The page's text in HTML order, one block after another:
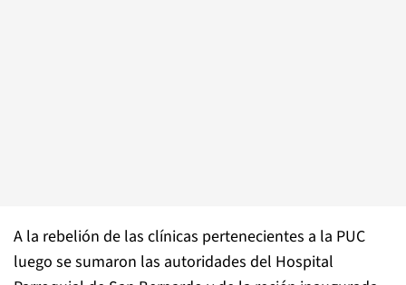
A la rebelión de las clínicas pertenecientes a la PUC
luego se sumaron las autoridades del Hospital